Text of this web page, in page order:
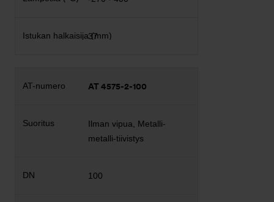
37
AT 4575-2-100
Ilman vipua, Metalli-
metalli-tiivistys
100